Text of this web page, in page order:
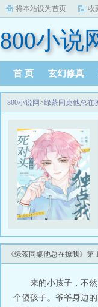
将本站设为首页 收
800小说
首 页 玄幻修真
800小说网>绿茶同桌他总在
《绿茶同桌他总在撩我》
来的小孩子，不
个傻孩子。爷爷身边